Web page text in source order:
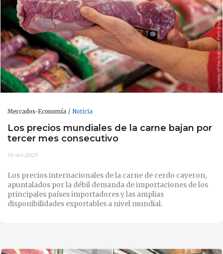
Mercados-Economía Noticia
Los precios mundiales de la carne bajan por
tercer mes consecutivo
10-oct-2023
Los precios internacionales de la carne de cerdo cayeron,
apuntalados por la débil demanda de importaciones de los
principales países importadores y las amplias
disponibilidades exportables a nivel mundial.